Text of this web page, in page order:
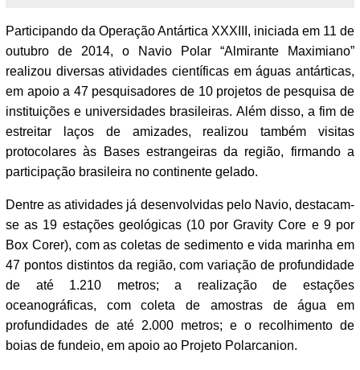
Participando da Operação Antártica XXXIII, iniciada em 11 de
outubro de 2014, o Navio Polar “Almirante Maximiano”
realizou diversas atividades científicas em águas antárticas,
em apoio a 47 pesquisadores de 10 projetos de pesquisa de
instituições e universidades brasileiras. Além disso, a fim de
estreitar laços de amizades, realizou também visitas
protocolares às Bases estrangeiras da região, firmando a
participação brasileira no continente gelado.
Dentre as atividades já desenvolvidas pelo Navio, destacam-
se as 19 estações geológicas (10 por Gravity Core e 9 por
Box Corer), com as coletas de sedimento e vida marinha em
47 pontos distintos da região, com variação de profundidade
de até 1.210 metros; a realização de estações
oceanográficas, com coleta de amostras de água em
profundidades de até 2.000 metros; e o recolhimento de
boias de fundeio, em apoio ao Projeto Polarcanion.